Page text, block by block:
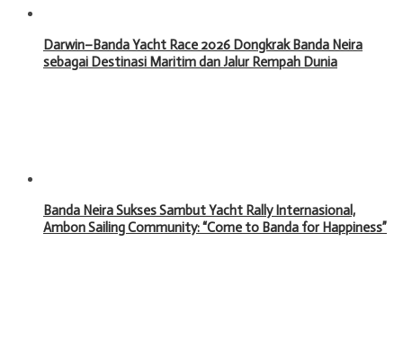
Darwin–Banda Yacht Race 2026 Dongkrak Banda Neira
sebagai Destinasi Maritim dan Jalur Rempah Dunia
Banda Neira Sukses Sambut Yacht Rally Internasional,
Ambon Sailing Community: “Come to Banda for Happiness”